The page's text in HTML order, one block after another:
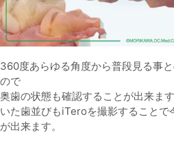
360度あらゆる角度から普段見る事
ので
奥歯の状態も確認することが出来ま
いた歯並びもiTeroを撮影することで
が出来ます。